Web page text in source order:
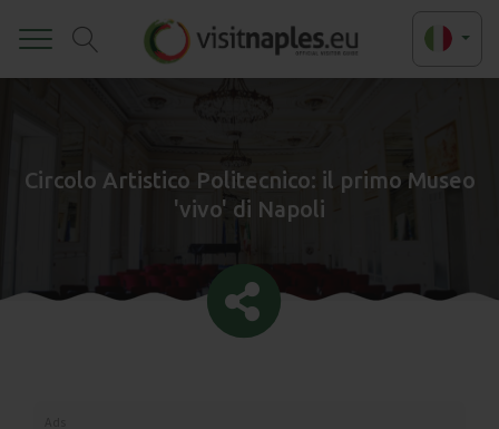
Circolo Artistico Politecnico: il primo Museo
'vivo' di Napoli